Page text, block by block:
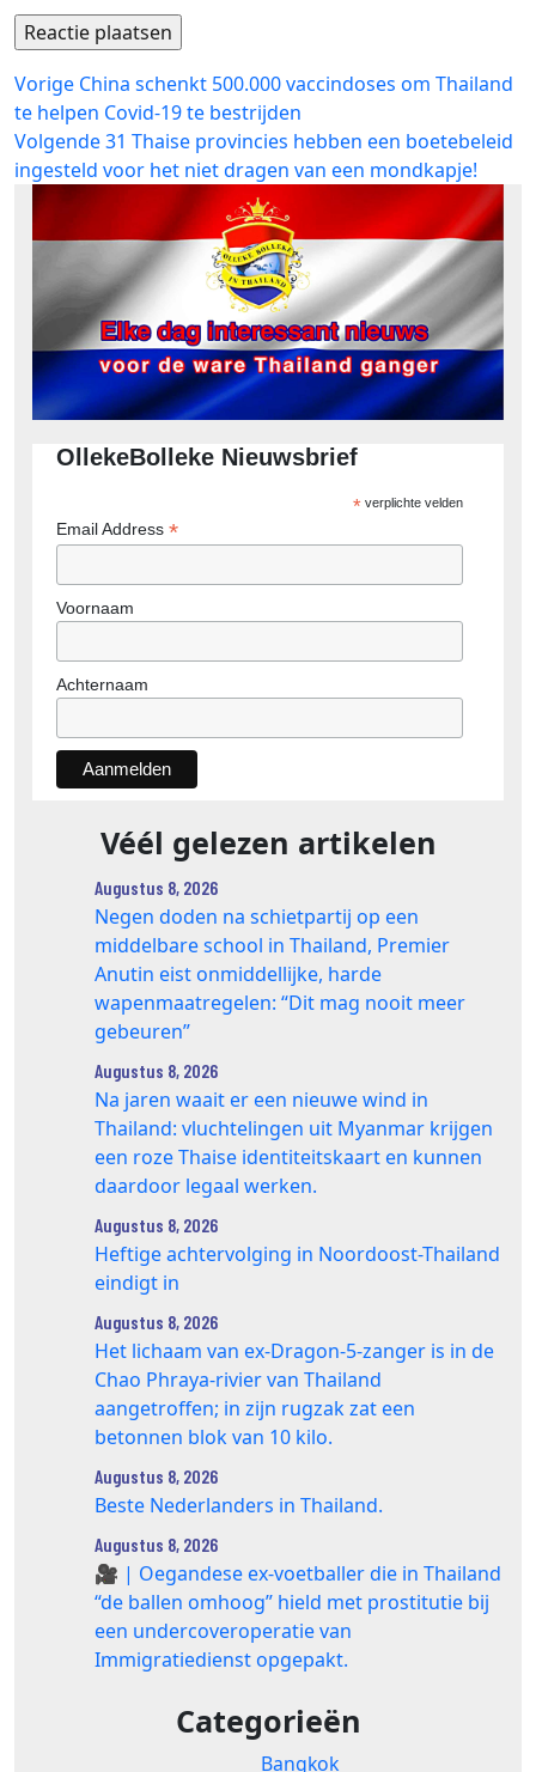
Bericht
navigatie
Vorige Vorig
bericht:
China schenkt 500.000 vaccindoses om Thailand
te helpen Covid-19 te bestrijden
VolgendeVolgend
bericht:
31 Thaise provincies hebben een boetebeleid
ingesteld voor het niet dragen van een mondkapje!
OllekeBolleke Nieuwsbrief
*verplichte velden
Email Address *
Voornaam
Achternaam
Véél gelezen artikelen
Augustus 8, 2026
Negen doden na schietpartij op een
middelbare school in Thailand, Premier
Anutin eist onmiddellijke, harde
wapenmaatregelen: “Dit mag nooit meer
gebeuren”
Augustus 8, 2026
Na jaren waait er een nieuwe wind in
Thailand: vluchtelingen uit Myanmar krijgen
een roze Thaise identiteitskaart en kunnen
daardoor legaal werken.
Augustus 8, 2026
Heftige achtervolging in Noordoost-Thailand
eindigt in
Augustus 8, 2026
Het lichaam van ex-Dragon‑5‑zanger is in de
Chao Phraya‑rivier van Thailand
aangetroffen; in zijn rugzak zat een
betonnen blok van 10 kilo.
Augustus 8, 2026
Beste Nederlanders in Thailand.
Augustus 8, 2026
🎥 | Oegandese ex-voetballer die in Thailand
“de ballen omhoog” hield met prostitutie bij
een undercoveroperatie van
Immigratiedienst opgepakt.
Categorieën
Bangkok